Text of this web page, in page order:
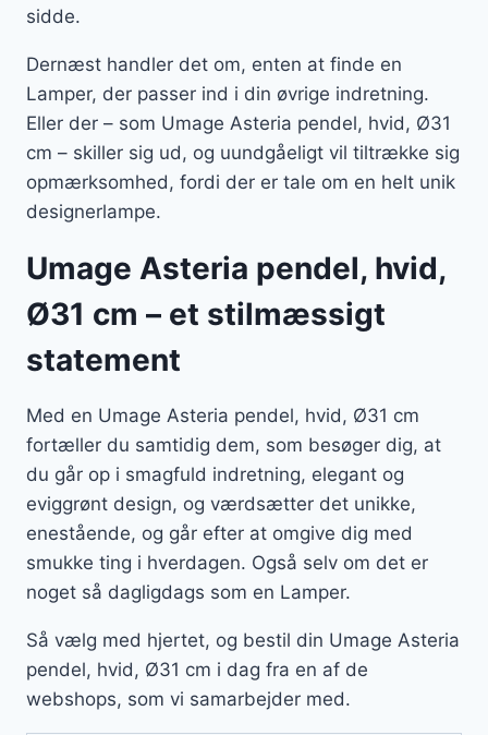
sidde.
Dernæst handler det om, enten at finde en
Lamper, der passer ind i din øvrige indretning.
Eller der – som Umage Asteria pendel, hvid, Ø31
cm – skiller sig ud, og uundgåeligt vil tiltrække sig
opmærksomhed, fordi der er tale om en helt unik
designerlampe.
Umage Asteria pendel, hvid,
Ø31 cm – et stilmæssigt
statement
Med en Umage Asteria pendel, hvid, Ø31 cm
fortæller du samtidig dem, som besøger dig, at
du går op i smagfuld indretning, elegant og
eviggrønt design, og værdsætter det unikke,
enestående, og går efter at omgive dig med
smukke ting i hverdagen. Også selv om det er
noget så dagligdags som en Lamper.
Så vælg med hjertet, og bestil din Umage Asteria
pendel, hvid, Ø31 cm i dag fra en af de
webshops, som vi samarbejder med.